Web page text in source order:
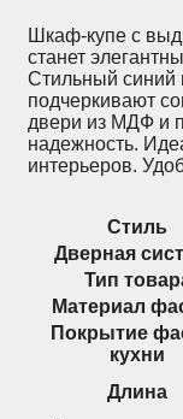
Стеллажи
+7 (926) 192-03-
Шкаф-купе с
станет
Стильный синий
подчеркивают
двери из МДФ и
надежность.
интерьеров.
Стиль
Дверная
Тип
Материал
Покрытие
кухни
Длина